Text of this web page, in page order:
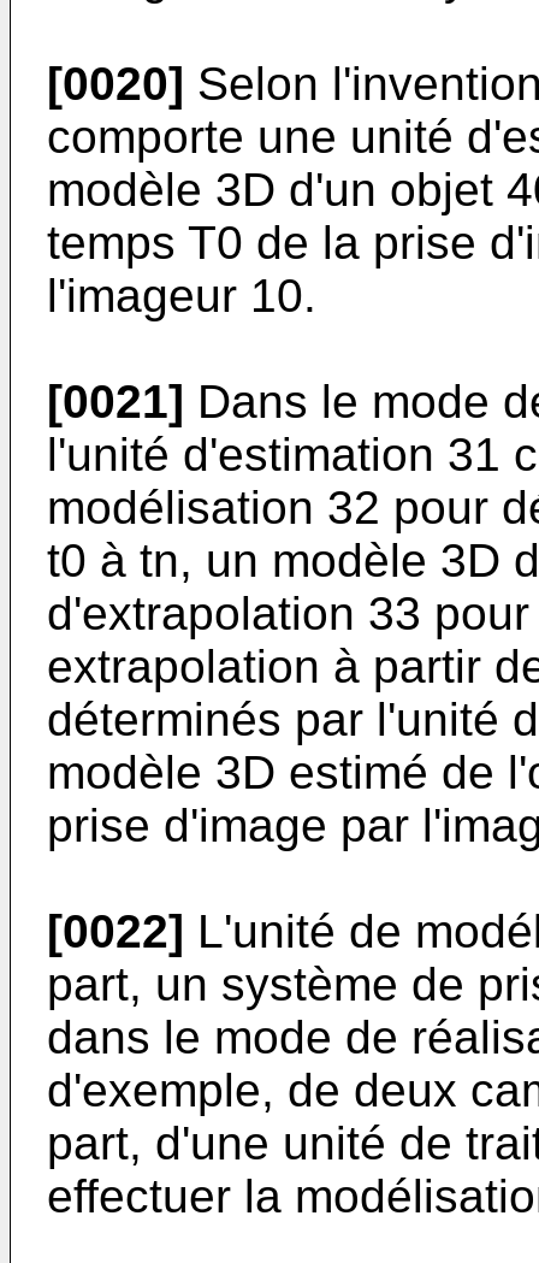
[0020] Selon
comporte une unité
modèle 3D d'un objet
temps T0 de la prise
l'imageur 10.
[0021] Dans le mode
l'unité d'estimation 31
modélisation 32 pour
t0 à tn, un modèle 3D
d'extrapolation 33
extrapolation à partir
déterminés par l'unité
modèle 3D estimé de
prise d'image par
[0022] L'unité de
part, un système de
dans le mode de
d'exemple, de deux
part, d'une unité de
effectuer la